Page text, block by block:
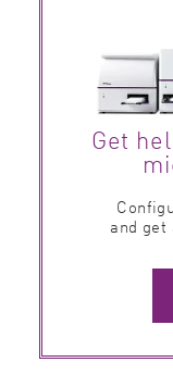
Get
and